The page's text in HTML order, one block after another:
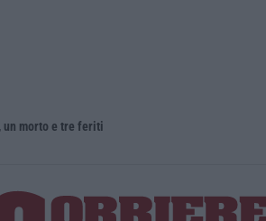
un morto e tre feriti